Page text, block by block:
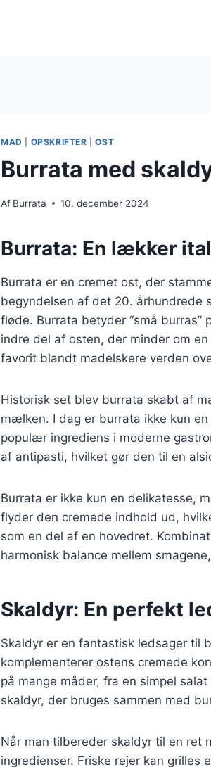
MAD OPSKRIFTER |OST
Burrata med
Af Burrata 10. december 2024
Burrata: En lækker
Burrata er en cremet ost, der
begyndelsen af det 20. århundrede
fløde. Burrata betyder “små
indre del af osten, der minder om
favorit blandt madelskere verden
Historisk set blev burrata skabt af
mælken. I dag er burrata ikke kun
populær ingrediens i moderne
af antipasti, hvilket gør den til en
Burrata er ikke kun en delikatesse,
flyder den cremede indhold ud,
som en del af en hovedret.
harmonisk balance mellem
Skaldyr: En perfekt
Skaldyr er en fantastisk ledsager til
komplementerer ostens cremede
på mange måder, fra en simpel
skaldyr, der bruges sammen med
Når man tilbereder skaldyr til en
ingredienser. Friske rejer kan grilles